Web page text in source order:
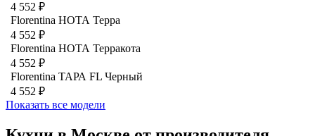
4 552 ₽
Florentina НОТА Терра
4 552 ₽
Florentina НОТА Терракота
4 552 ₽
Florentina ТАРА FL Черный
4 552 ₽
Показать все модели